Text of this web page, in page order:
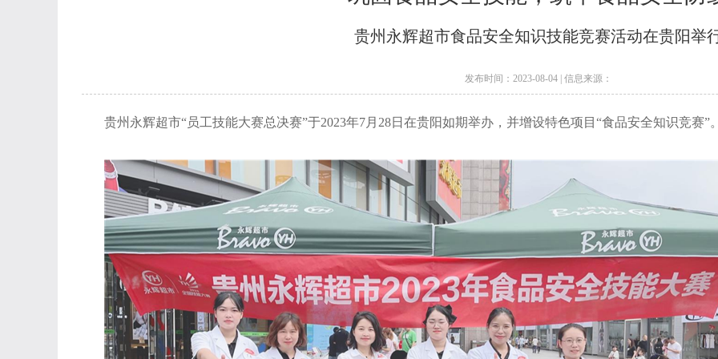
贵州永辉超市食品安全知识技能竞赛活动在贵阳举
发布时间：2023-08-04 | 信息来源：
贵州 永辉超市“员工技能大赛总决赛”于2023年7月28日 在贵阳如期举办，并增设特色项目 “食品安全知识竞赛”